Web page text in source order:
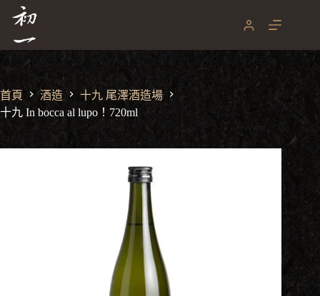
要
容
首頁 酒造
十九 尾澤酒造場
十九 In bocca al lupo！720ml